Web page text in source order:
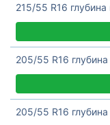
215/55 R16
205/55 R16
205/55 R16